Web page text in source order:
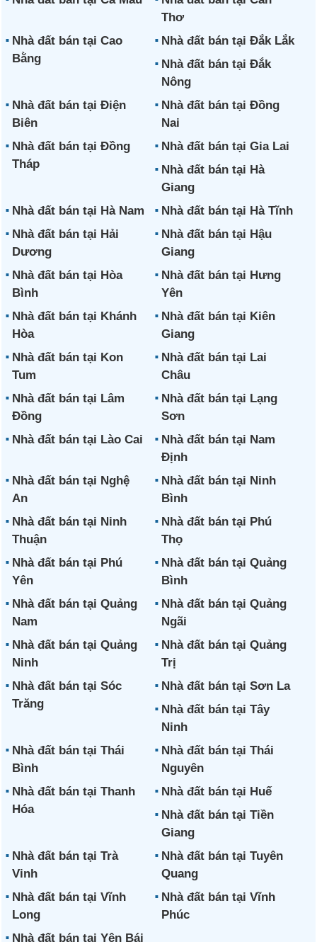
Thơ
Nhà đất bán tại Cao
Bằng
Nhà đất bán tại Đắk Lắk
Nhà đất bán tại Đắk
Nông
Nhà đất bán tại Điện
Biên
Nhà đất bán tại Đồng
Nai
Nhà đất bán tại Đồng
Tháp
Nhà đất bán tại Gia Lai
Nhà đất bán tại Hà
Giang
Nhà đất bán tại Hà Nam
Nhà đất bán tại Hà Tĩnh
Nhà đất bán tại Hải
Dương
Nhà đất bán tại Hậu
Giang
Nhà đất bán tại Hòa
Bình
Nhà đất bán tại Hưng
Yên
Nhà đất bán tại Khánh
Hòa
Nhà đất bán tại Kiên
Giang
Nhà đất bán tại Kon
Tum
Nhà đất bán tại Lai
Châu
Nhà đất bán tại Lâm
Đồng
Nhà đất bán tại Lạng
Sơn
Nhà đất bán tại Lào Cai
Nhà đất bán tại Nam
Định
Nhà đất bán tại Nghệ
An
Nhà đất bán tại Ninh
Bình
Nhà đất bán tại Ninh
Thuận
Nhà đất bán tại Phú
Thọ
Nhà đất bán tại Phú
Yên
Nhà đất bán tại Quảng
Bình
Nhà đất bán tại Quảng
Nam
Nhà đất bán tại Quảng
Ngãi
Nhà đất bán tại Quảng
Ninh
Nhà đất bán tại Quảng
Trị
Nhà đất bán tại Sóc
Trăng
Nhà đất bán tại Sơn La
Nhà đất bán tại Tây
Ninh
Nhà đất bán tại Thái
Bình
Nhà đất bán tại Thái
Nguyên
Nhà đất bán tại Thanh
Hóa
Nhà đất bán tại Huế
Nhà đất bán tại Tiền
Giang
Nhà đất bán tại Trà
Vinh
Nhà đất bán tại Tuyên
Quang
Nhà đất bán tại Vĩnh
Long
Nhà đất bán tại Vĩnh
Phúc
Nhà đất bán tại Yên Bái